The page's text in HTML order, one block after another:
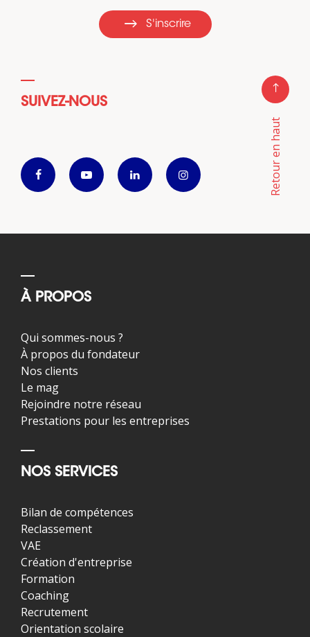
S'inscrire
SUIVEZ-NOUS
Retour en haut
À PROPOS
Qui sommes-nous ?
À propos du fondateur
Nos clients
Le mag
Rejoindre notre réseau
Prestations pour les entreprises
NOS SERVICES
Bilan de compétences
Reclassement
VAE
Création d'entreprise
Formation
Coaching
Recrutement
Orientation scolaire